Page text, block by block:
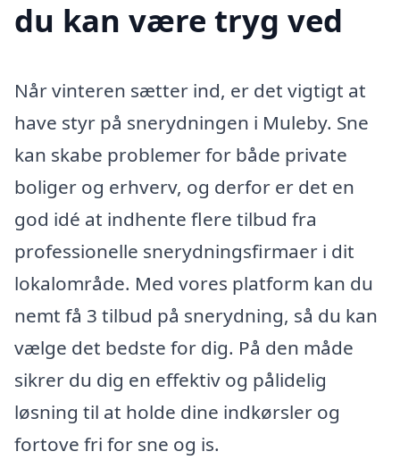
du kan være tryg ved
Når vinteren sætter ind, er det vigtigt at
have styr på snerydningen i Muleby. Sne
kan skabe problemer for både private
boliger og erhverv, og derfor er det en
god idé at indhente flere tilbud fra
professionelle snerydningsfirmaer i dit
lokalområde. Med vores platform kan du
nemt få 3 tilbud på snerydning, så du kan
vælge det bedste for dig. På den måde
sikrer du dig en effektiv og pålidelig
løsning til at holde dine indkørsler og
fortove fri for sne og is.